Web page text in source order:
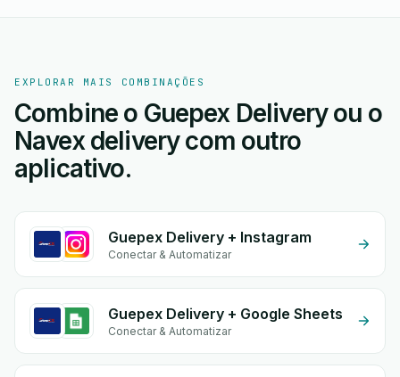
EXPLORAR MAIS COMBINAÇÕES
Combine o Guepex Delivery ou o
Navex delivery com outro
aplicativo.
Guepex Delivery + Instagram
Conectar & Automatizar
Guepex Delivery + Google Sheets
Conectar & Automatizar